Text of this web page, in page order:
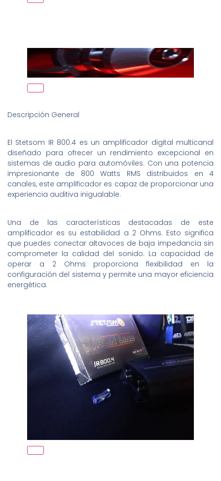
Descripción General
El Stetsom IR 800.4 es un amplificador digital multicanal
diseñado para ofrecer un rendimiento excepcional en
sistemas de audio para automóviles. Con una potencia
impresionante de 800 Watts RMS distribuidos en 4
canales, este amplificador es capaz de proporcionar una
experiencia auditiva inigualable.
Una de las características destacadas de este
amplificador es su estabilidad a 2 Ohms. Esto significa
que puedes conectar altavoces de baja impedancia sin
comprometer la calidad del sonido. La capacidad de
operar a 2 Ohms proporciona flexibilidad en la
configuración del sistema y permite una mayor eficiencia
energética.